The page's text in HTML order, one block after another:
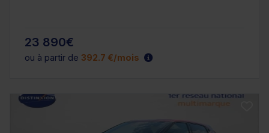
23 890€
ou à partir de 392.7 €/mois